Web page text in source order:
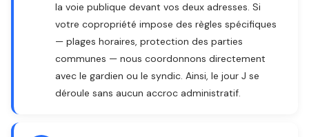
la voie publique devant vos deux adresses. Si
votre copropriété impose des règles spécifiques
— plages horaires, protection des parties
communes — nous coordonnons directement
avec le gardien ou le syndic. Ainsi, le jour J se
déroule sans aucun accroc administratif.